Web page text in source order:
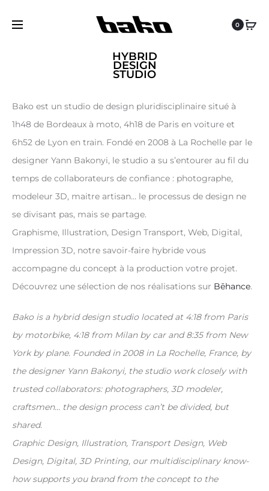
0
HYBRID
DESIGN
STUDIO
Bako est un studio de design pluridisciplinaire situé à
1h48 de Bordeaux à moto, 4h18 de Paris en voiture et
6h52 de Lyon en train. Fondé en 2008 à La Rochelle par le
designer Yann Bakonyi, le studio a su s’entourer au fil du
temps de collaborateurs de confiance : photographe,
modeleur 3D, maitre artisan… le processus de design ne
se divisant pas, mais se partage.
Graphisme, Illustration, Design Transport, Web, Digital,
Impression 3D, notre savoir-faire hybride vous
accompagne du concept à la production votre projet.
Découvrez une sélection de nos réalisations sur Bēhance.
Bako is a hybrid design studio located at 4:18 from Paris
by motorbike, 4:18 from Milan by car and 8:35 from New
York by plane. Founded in 2008 in La Rochelle, France, by
the designer Yann Bakonyi, the studio work closely with
trusted collaborators: photographers, 3D modeler,
craftsmen… the design process can’t be divided, but
shared.
Graphic Design, Illustration, Transport Design, Web
Design, Digital, 3D Printing, our multidisciplinary know-
how supports you brand from the concept to the